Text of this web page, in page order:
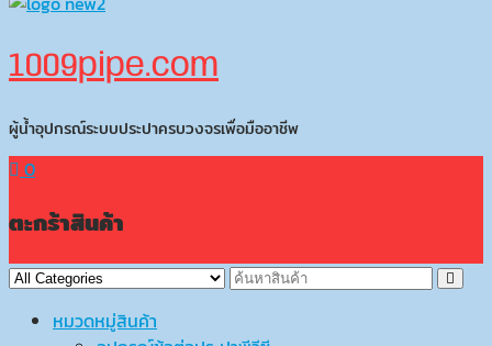
1009pipe.com
ผู้น้ำอุปกรณ์ระบบประปาครบวงจรเพื่อมืออาชีพ
0
ตะกร้าสินค้า
หมวดหมู่สินค้า